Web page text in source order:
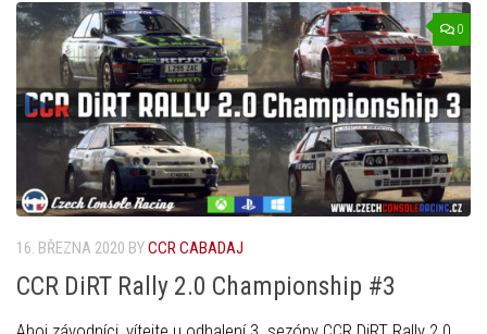
0
16. BŘEZNA 2020 BYCCR CABADAJ
CCR DiRT Rally 2.0 Championship #3